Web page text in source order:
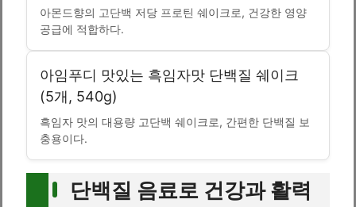
아몬드향의 고단백 저당 프로틴 쉐이크로, 건강한 영양
공급에 적합하다.
아임푸디 맛있는 흑임자맛 단백질 쉐이크
(5개, 540g)
흑임자 맛의 대용량 고단백 쉐이크로, 간편한 단백질 보
충용이다.
단백질 음료로 건강과 활력